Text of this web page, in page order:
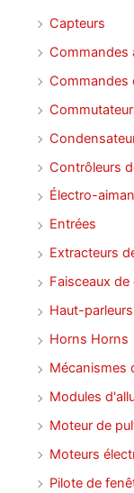
Capteurs
Commandes
Commandes
Contrôleurs
Électro-
Entrées
Extracteurs
Faisceaux de
Haut-parleurs
Horns Horns
Mécanismes
Modules
Moteur de
Moteurs
Pilote de